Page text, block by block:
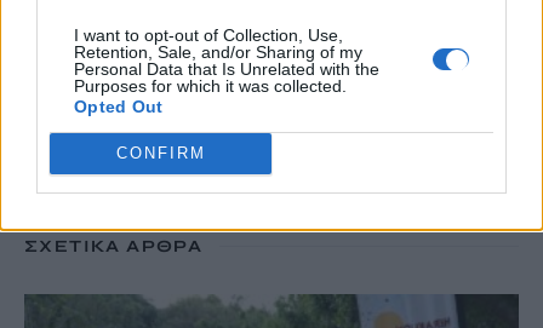
I want to opt-out of Collection, Use,
Retention, Sale, and/or Sharing of my
Personal Data that Is Unrelated with the
Purposes for which it was collected.
Opted Out
CONFIRM
ΚΑΡΤΑ ΑΓΡΟΤΗ #ΔΗΜΟΣ ΑΓΙΟΥ ΒΑΣΙΛΕΙΟΥ #
ΚΑΤΑΨΥΚΤΗΣ
ΑΡΚΑΛΟΧΩΡΙ
ΣΧΕΤΙΚΆ ΆΡΘΡΑ